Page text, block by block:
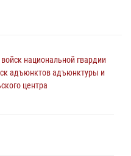
национальной гвардии
адъюнктов адъюнктуры и
центра